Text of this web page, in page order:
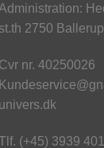
st.th 2750 Ballerup
Cvr nr. 40250026
univers.dk
(+45) 3939